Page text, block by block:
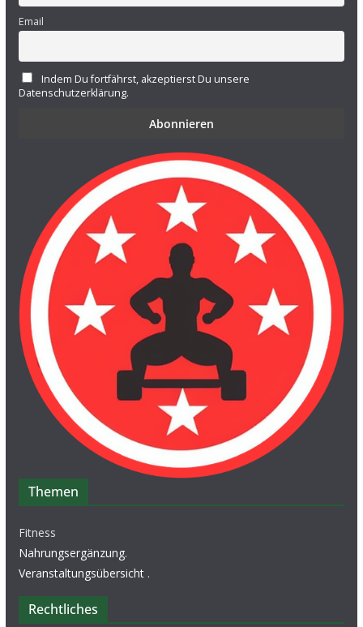
Email
Indem Du fortfährst, akzeptierst Du unsere
Datenschutzerklärung.
Themen
Fitness
Nahrungsergänzung.
Veranstaltungsübersicht.
Rechtliches